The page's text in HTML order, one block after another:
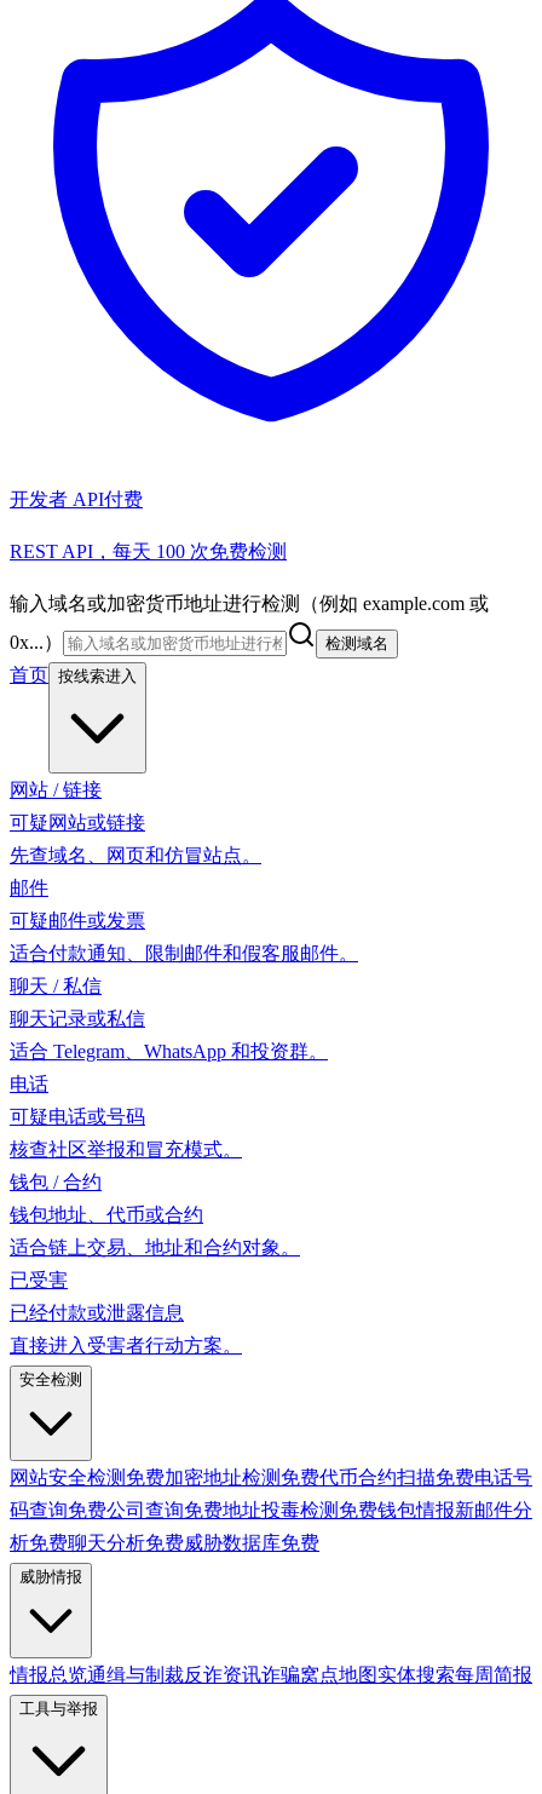
开发者 API付费
REST API，每天 100 次免费检测
输入域名或加密货币地址进行检测（例如 example.com 或
0x...）
检测域名
首页 按线索进入
网站 / 链接
可疑网站或链接
先查域名、网页和仿冒站点。
邮件
可疑邮件或发票
适合付款通知、限制邮件和假客服邮件。
聊天 / 私信
聊天记录或私信
适合 Telegram、WhatsApp 和投资群。
电话
可疑电话或号码
核查社区举报和冒充模式。
钱包 / 合约
钱包地址、代币或合约
适合链上交易、地址和合约对象。
已受害
已经付款或泄露信息
直接进入受害者行动方案。
安全检测
网站安全检测 免费加密地址检测 免费代币合约扫描免费电话号
码查询免费公司查询免费地址投毒检测 免费钱包情报新邮件分
析免费聊天分析免费威胁数据库免费
威胁情报
情报总览通缉与制裁反诈资讯诈骗窝点地图实体搜索每周简报
工具与举报